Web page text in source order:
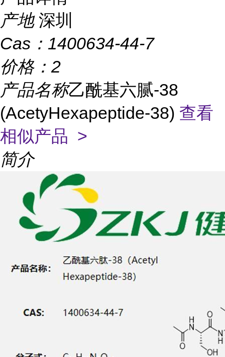
产地 深圳
Cas： 1400634-44-7
价格： 2
产品名称乙酰基六腻-38
(AcetyHexapeptide-38) 查看
相似产品 >
简介